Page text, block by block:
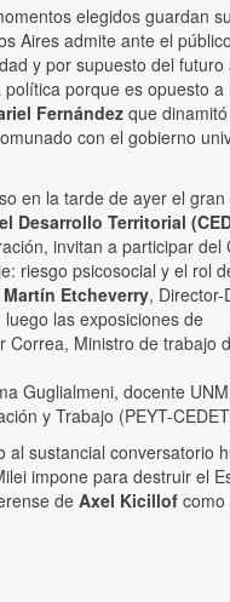
elegidos guardan
Aires admite ante el
y por supuesto del
política porque es opuesto
Fernándezque
con el gobierno
en la tarde de ayer el
Desarrollo Territorial
invitan a participar
riesgo psicosocial y el rol
Etcheverry,
luego las exposiciones de
Correa, Ministro de trabajo
Guglialmeni, docente
y Trabajo (PEYT-
al sustancial conversatorio
impone para destruir el
de Axel Kicillof como